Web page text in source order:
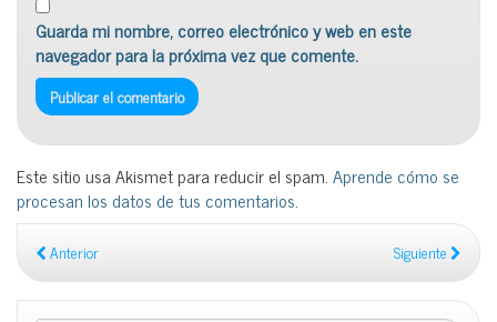
Guarda mi nombre, correo electrónico y web en este
navegador para la próxima vez que comente.
Este sitio usa Akismet para reducir el spam.Aprende cómo se
procesan los datos de tus comentarios.
Anterior Siguiente